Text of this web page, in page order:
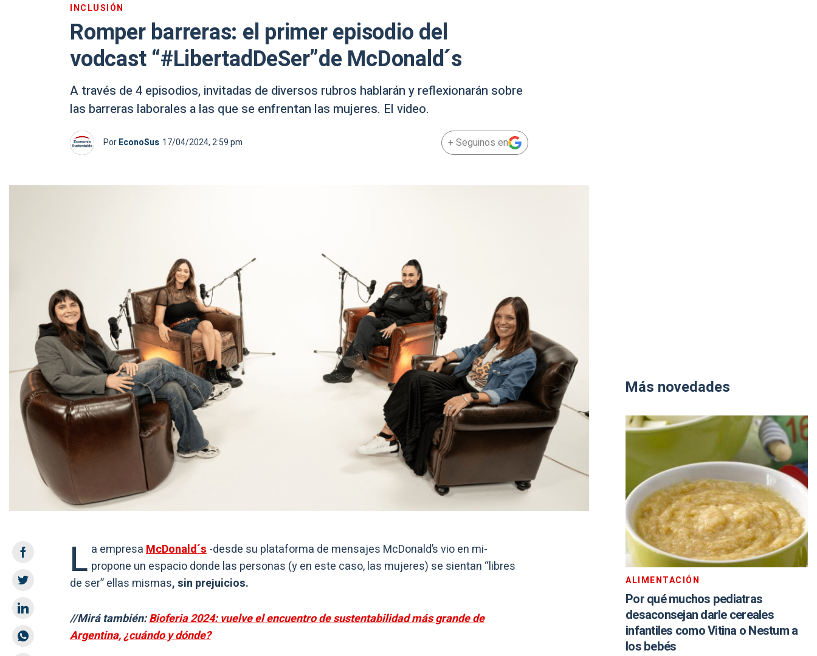
INCLUSIÓN
Romper barreras: el primer episodio del
vodcast “#LibertadDeSer”de McDonald´s
A través de 4 episodios, invitadas de diversos rubros hablarán y reflexionarán sobre
las barreras laborales a las que se enfrentan las mujeres. El video.
PorEconoSus 17/04/2024, 2:59 pm + Seguinos en
L a empresaMcDonald´s-desde su plataforma de mensajes McDonald’s vio en mi-
propone un espacio donde las personas (y en este caso, las mujeres) se sientan “libres
de ser” ellas mismas, sin prejuicios.
//Mirá también:Bioferia 2024: vuelve el encuentro de sustentabilidad más grande de
Argentina, ¿cuándo y dónde?
Más novedades
ALIMENTACIÓN
Por qué muchos pediatras
desaconsejan darle cereales
infantiles como Vitina o Nestum a
los bebés